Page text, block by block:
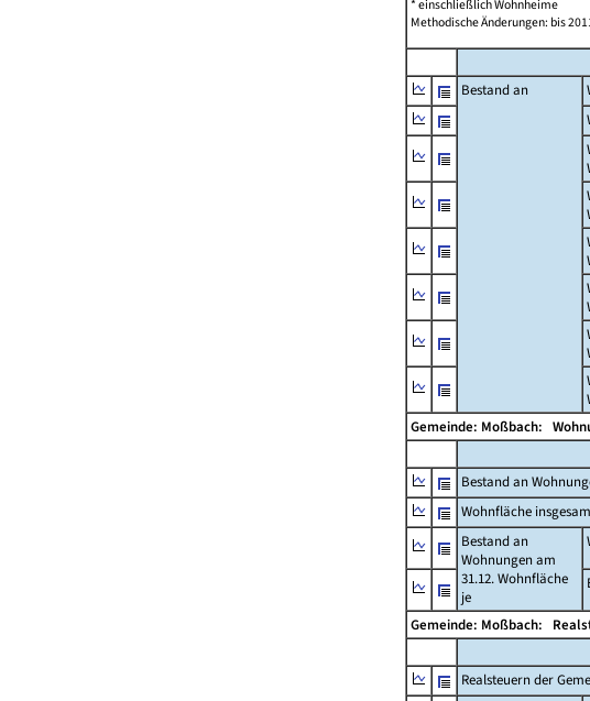
* einschließlich Wohnheime
Methodische Änderungen: bis
Bestand an
Gemeinde: Moßbach:
Bestand an
Wohnfläche
Bestand an
Wohnungen am
31.12. Wohnfläche
je
Gemeinde: Moßbach:
Realsteuern der